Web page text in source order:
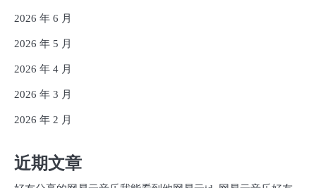
2026 年 6 月
2026 年 5 月
2026 年 4 月
2026 年 3 月
2026 年 2 月
近期文章